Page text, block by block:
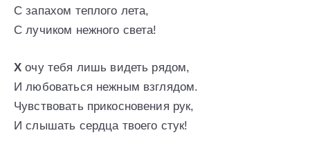
С запахом теплого лета,
С лучиком нежного света!
Х очу тебя лишь видеть рядом,
И любоваться нежным взглядом.
Чувствовать прикосновения рук,
И слышать сердца твоего стук!